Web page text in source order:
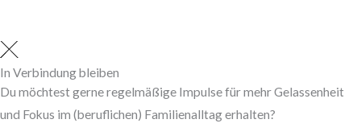
In Verbindung bleiben
Du möchtest gerne regelmäßige Impulse für mehr Gelassenheit
und Fokus im (beruflichen) Familienalltag erhalten?